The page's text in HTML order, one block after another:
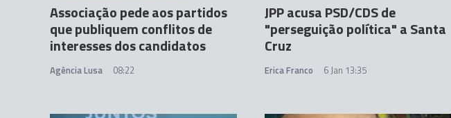
Associação pede aos partidos
que publiquem conflitos de
interesses dos candidatos
Agência Lusa 08:22
JPP acusa PSD/CDS de
"perseguição política" a Santa
Cruz
Erica Franco 6 Jan 13:35